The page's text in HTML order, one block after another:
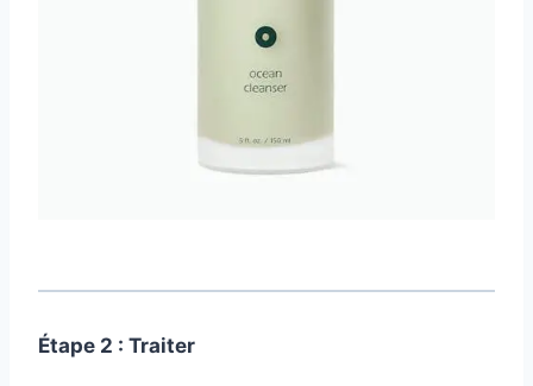
Étape 2 : Traiter